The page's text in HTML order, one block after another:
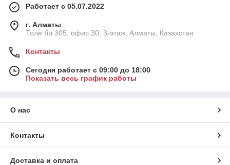
Работает с 05.07.2022
г. Алматы
Толе би 305, офис 30, 3-этаж, Алматы, Казахстан
Контакты
Сегодня работает с 09:00 до 18:00
Показать весь график работы
О нас
Контакты
Доставка и оплата